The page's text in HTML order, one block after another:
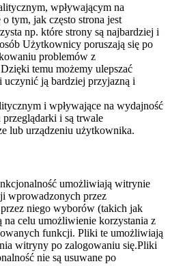
wpływającym na
tym, jak często strona jest
np. które strony są najbardziej i
Użytkownicy poruszają się po
problemów z
temu możemy ulepszać
ją bardziej przyjazną i
i wpływające na wydajność
i są trwale
lub urządzeniu użytkownika.
umożliwiają witrynie
wprowadzonych przez
niego wyborów (takich jak
celu umożliwienie korzystania z
funkcji. Pliki te umożliwiają
witryny po zalogowaniu się.Pliki
nie są usuwane po